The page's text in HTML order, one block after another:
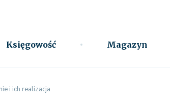
Księgowość Magazyn
i ich realizacja